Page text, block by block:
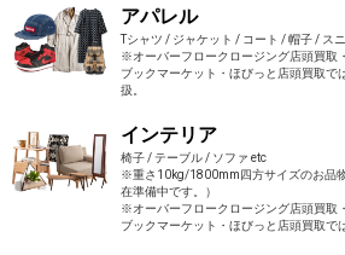
アパレル
Tシャツ / ジャケット / コート / 帽子 / ス
※オーバーフロークロージング店頭買取
ブックマーケット・ほびっと店頭買取で
扱。
インテリア
椅子 / テーブル / ソファ etc
※重さ10kg/1800mm四方サイズのお品
在準備中です。）
※オーバーフロークロージング店頭買取
ブックマーケット・ほびっと店頭買取で